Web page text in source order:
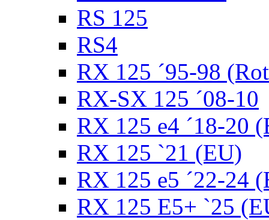
RS 125
RS4
RX 125 ´95-98
RX-SX 125 ´08-10
RX 125 e4 ´18-20
RX 125 `21 (EU)
RX 125 e5 ´22-24
RX 125 E5+ `25